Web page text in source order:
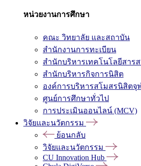
หน่วยงานการศึกษา
คณะ วิทยาลัย และสถาบัน
สำนักงานการทะเบียน
สำนักบริหารเทคโนโลยีสาร
สำนักบริหารกิจการนิสิต
องค์การบริหารสโมสรนิสิตจุ
ศูนย์การศึกษาทั่วไป
การประเมินออนไลน์ (MCV)
วิจัยและนวัตกรรม
ย้อนกลับ
วิจัยและนวัตกรรม
CU Innovation Hub